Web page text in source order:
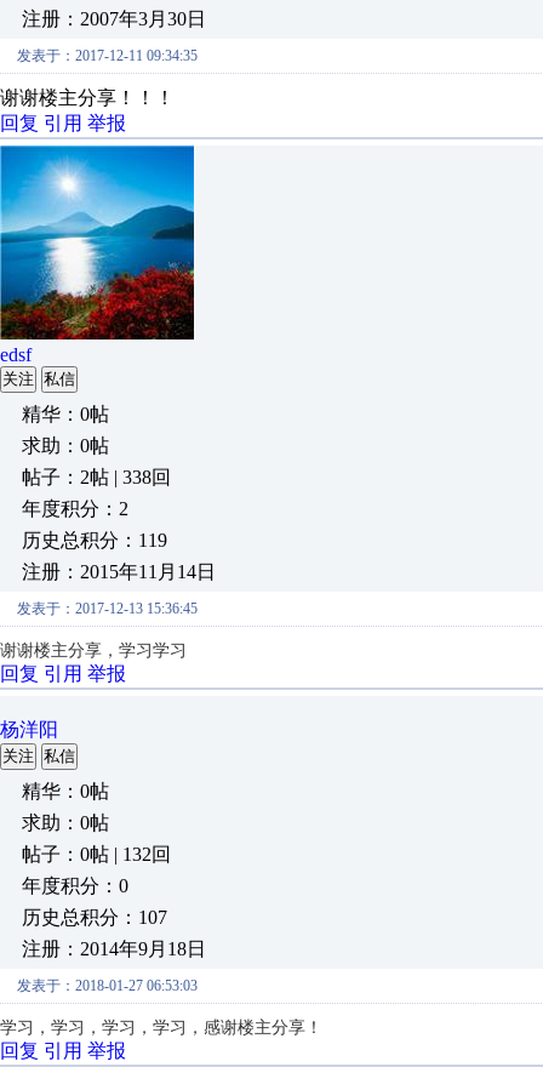
注册：2007年3月30日
发表于：2017-12-11 09:34:35
谢谢楼主分享！！！
回复 引用 举报
edsf
关注 私信
精华：0帖
求助：0帖
帖子：2帖 | 338回
年度积分：2
历史总积分：119
注册：2015年11月14日
发表于：2017-12-13 15:36:45
谢谢楼主分享，学习学习
回复 引用 举报
杨洋阳
关注 私信
精华：0帖
求助：0帖
帖子：0帖 | 132回
年度积分：0
历史总积分：107
注册：2014年9月18日
发表于：2018-01-27 06:53:03
学习，学习，学习，学习，感谢楼主分享！
回复 引用 举报